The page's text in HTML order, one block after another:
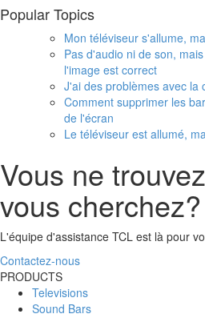
Popular Topics
Mon téléviseur s'allume,
Pas d'audio ni de son,
l'image est correct
J'ai des problèmes avec la
Comment supprimer les
de l'écran
Le téléviseur est allumé,
Vous ne
vous cherchez?
L'équipe d'assistance TCL est là pour
Contactez-nous
PRODUCTS
Televisions
Sound Bars